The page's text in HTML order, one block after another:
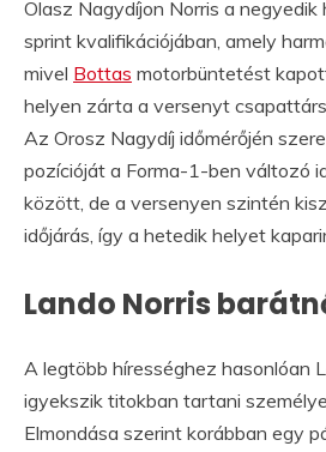
Olasz Nagydíjon Norris a
sprint kvalifikációjában, amely
mivel Bottas motorbüntetést
helyen zárta a versenyt
Az Orosz Nagydíj időmérőjén
pozícióját a Forma-1-ben változó
között, de a versenyen szintén
időjárás, így a hetedik helyet
Lando Norris
A legtöbb hírességhez hasonlóan
igyekszik titokban tartani
Elmondása szerint korábban egy